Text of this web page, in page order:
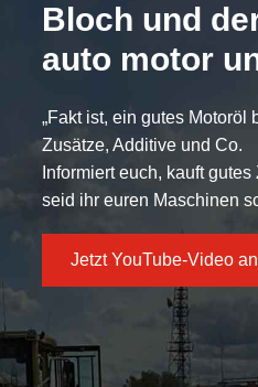
Bloch und
auto motor
„Fakt ist, ein gutes
Zusätze, Additive und Co.
Informiert euch, kauft
seid ihr euren Maschinen
Jetzt YouTube-Video